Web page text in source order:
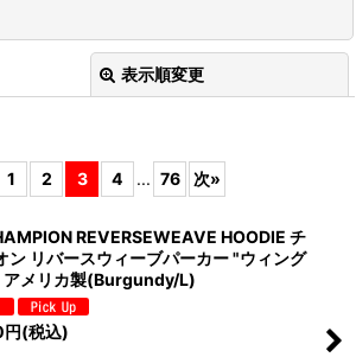
表示順変更
絞り込む
1 2 3 4 ... 76 次»
REVERSEWEAVE HOODIE チ
ン リバースウィーブパーカー "ウィング
アメリカ製(Burgundy/L)
円(税込)